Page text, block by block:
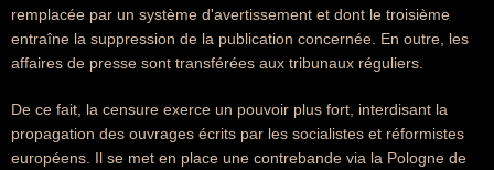
remplacée par un système d'avertissement et dont le troisième
entraîne la suppression de la publication concernée. En outre, les
affaires de presse sont transférées aux tribunaux réguliers.
De ce fait, la censure exerce un pouvoir plus fort, interdisant la
propagation des ouvrages écrits par les socialistes et réformistes
européens. Il se met en place une contrebande via la Pologne de